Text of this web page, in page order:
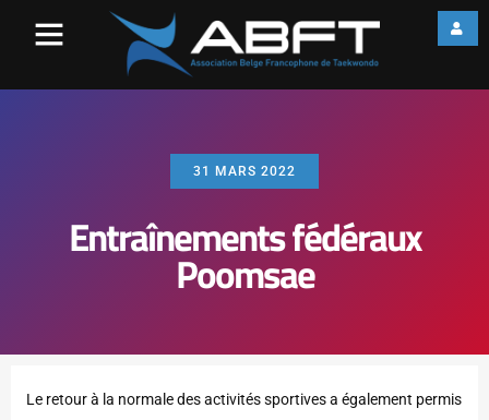
31 MARS 2022
Entraînements fédéraux
Poomsae
Le retour à la normale des activités sportives a également permis